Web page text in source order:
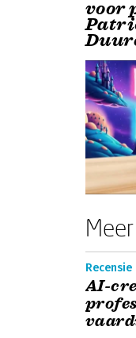
voor
AI-